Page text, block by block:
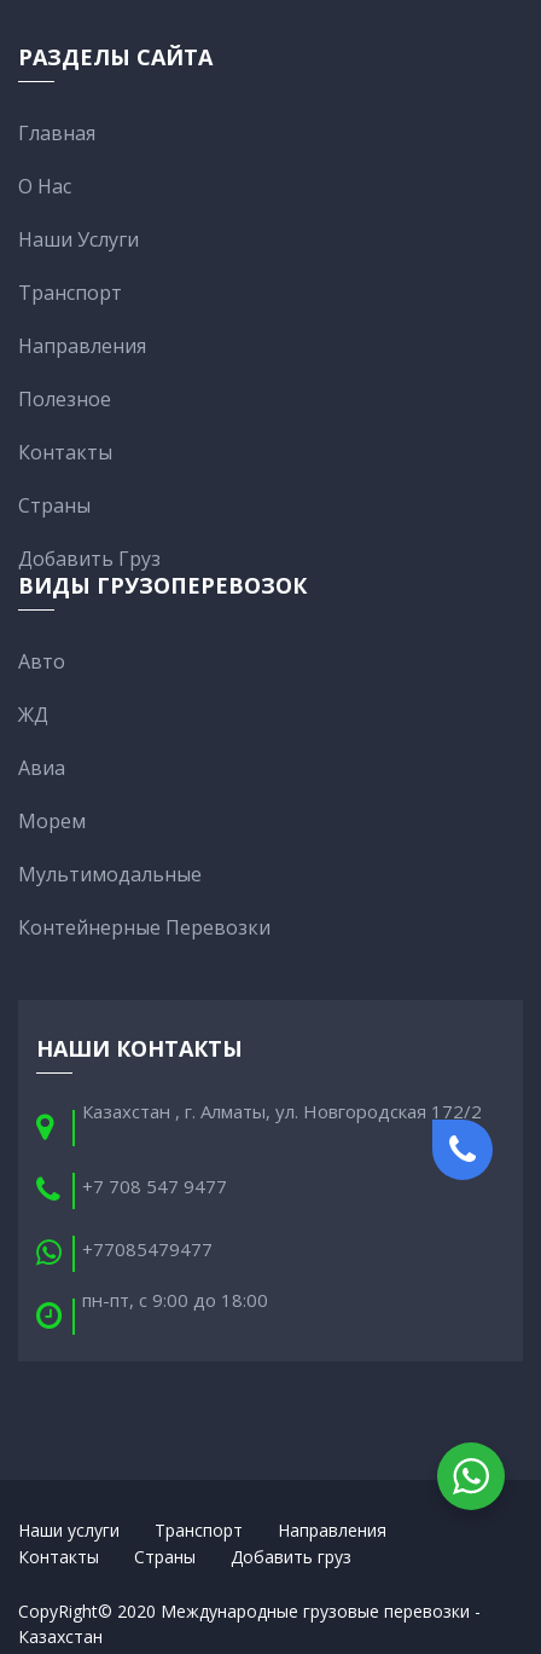
РАЗДЕЛЫ САЙТА
Главная
О Нас
Наши Услуги
Транспорт
Направления
Полезное
Контакты
Cтраны
Добавить Груз
ВИДЫ ГРУЗОПЕРЕВОЗОК
Авто
ЖД
Авиа
Морем
Мультимодальные
Контейнерные Перевозки
НАШИ КОНТАКТЫ
Казахстан , г. Алматы, ул. Новгородская 172/2
+7 708 547 9477
+77085479477
пн-пт, с 9:00 до 18:00
Наши услуги Транспорт
Направления
Контакты
Cтраны Добавить груз
CopyRight© 2020 Международные грузовые перевозки -
Казахстан